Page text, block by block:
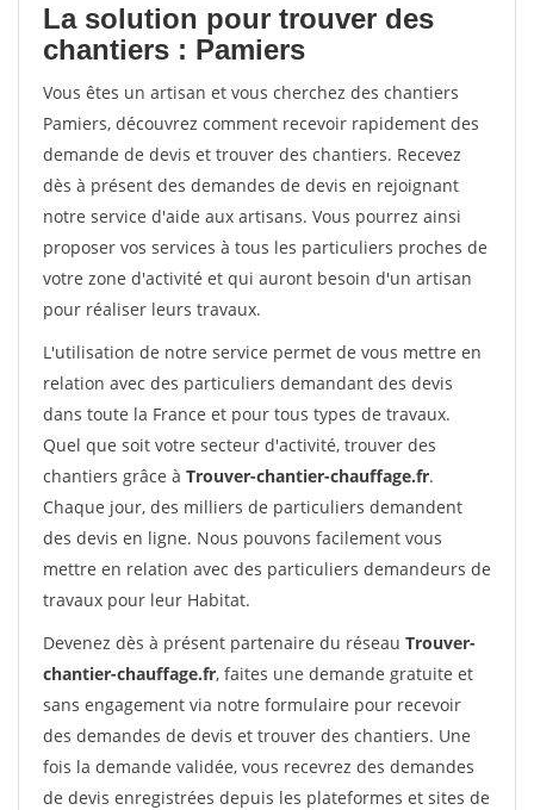
La solution pour trouver des
chantiers : Pamiers
Vous êtes un artisan et vous cherchez des chantiers
Pamiers, découvrez comment recevoir rapidement des
demande de devis et trouver des chantiers. Recevez
dès à présent des demandes de devis en rejoignant
notre service d'aide aux artisans. Vous pourrez ainsi
proposer vos services à tous les particuliers proches de
votre zone d'activité et qui auront besoin d'un artisan
pour réaliser leurs travaux.
L'utilisation de notre service permet de vous mettre en
relation avec des particuliers demandant des devis
dans toute la France et pour tous types de travaux.
Quel que soit votre secteur d'activité, trouver des
chantiers grâce à Trouver-chantier-chauffage.fr.
Chaque jour, des milliers de particuliers demandent
des devis en ligne. Nous pouvons facilement vous
mettre en relation avec des particuliers demandeurs de
travaux pour leur Habitat.
Devenez dès à présent partenaire du réseau Trouver-
chantier-chauffage.fr, faites une demande gratuite et
sans engagement via notre formulaire pour recevoir
des demandes de devis et trouver des chantiers. Une
fois la demande validée, vous recevrez des demandes
de devis enregistrées depuis les plateformes et sites de